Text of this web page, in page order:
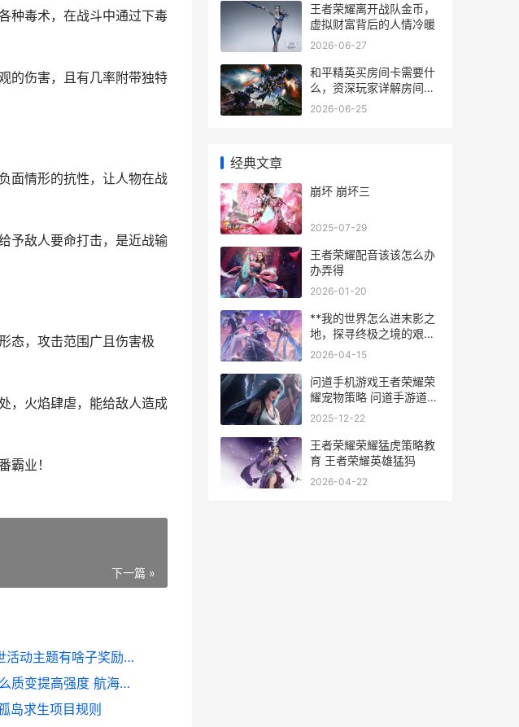
种毒术，在战斗中通过下毒
的伤害，且有几率附带独特
面情形的抗性，让人物在战
予敌人要命打击，是近战输
态，攻击范围广且伤害极
，火焰肆虐，能给敌人造成
霸业！
下一篇 »
斗罗大陆魂师对决七星耀世活动主题有啥子奖励 斗罗大陆魂师对决37官网下载
航海王启航UR凯多星石怎么质变提高强度 航海王启航优先培养的九个人
岛求生项目规则
王者荣耀离开战队金币，
虚拟财富背后的人情冷暖
2026-06-27
和平精英买房间卡需要什
么，资深玩家详解房间卡
获取与使用全攻略，副标
2026-06-25
经典文章
崩坏 崩坏三
2025-07-29
王者荣耀配音该该怎么办
办弄得
2026-01-20
**我的世界怎么进末影之
地，探寻终极之境的艰辛
旅程**
2026-04-15
问道手机游戏王者荣耀荣
耀宠物策略 问道手游道王
有什么用
2025-12-22
王者荣耀荣耀猛虎策略教
育 王者荣耀英雄猛犸
2026-04-22